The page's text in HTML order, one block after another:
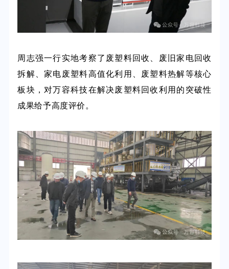
周志强一行实地考察了 废塑料回收、 废旧家电回收
拆解、家电 废塑料高值化利用、 废塑料热解等核心
板块，对万容科技在解决废塑料回收利用 的突破性
成果给予高度评价。